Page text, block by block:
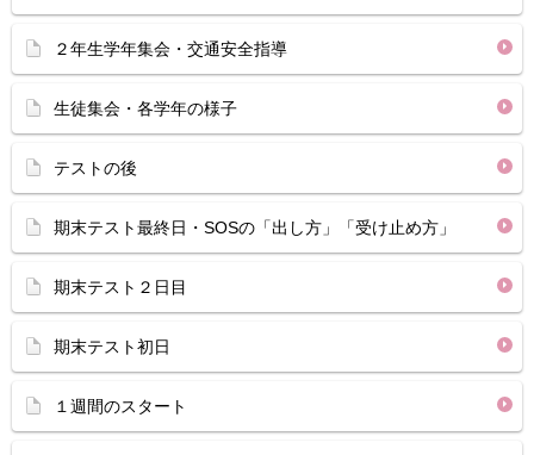
２年生学年集会・交通安全指導
生徒集会・各学年の様子
テストの後
期末テスト最終日・SOSの「出し方」「受け止め方」
期末テスト２日目
期末テスト初日
１週間のスタート